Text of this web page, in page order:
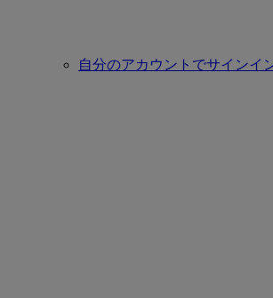
自分のアカウントでサインイ